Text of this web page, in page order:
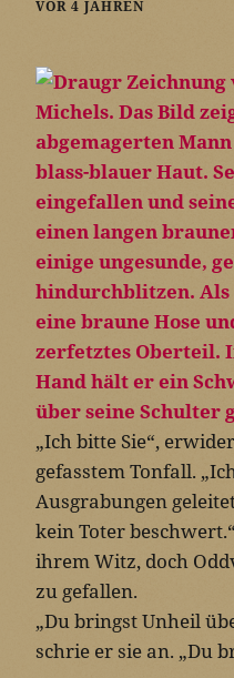
VOR 4 JAHREN
„Ich bitte Sie“,
gefasstem Tonfall.
Ausgrabungen
kein Toter
ihrem Witz, doch
zu gefallen.
„Du bringst Unheil
schrie er sie an. „Du